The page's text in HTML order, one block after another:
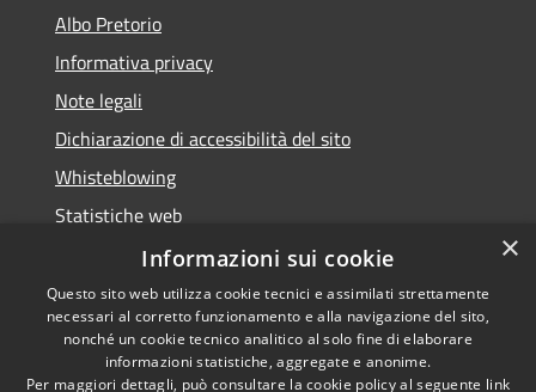
Albo Pretorio
Informativa privacy
Note legali
Dichiarazione di accessibilità del sito
Whisteblowing
Statistiche web
Segnalazioni di non conformità
RSS
Copyright © 2026 • Town of •
×
Informazioni sui cookie
Questo sito web utilizza cookie tecnici e assimilati strettamente
necessari al corretto funzionamento e alla navigazione del sito,
nonché un cookie tecnico analitico al solo fine di elaborare
informazioni statistiche, aggregate e anonime.
Per maggiori dettagli, può consultare la cookie policy al seguente link